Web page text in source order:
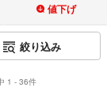
値下げ
絞り込み
1 - 36件